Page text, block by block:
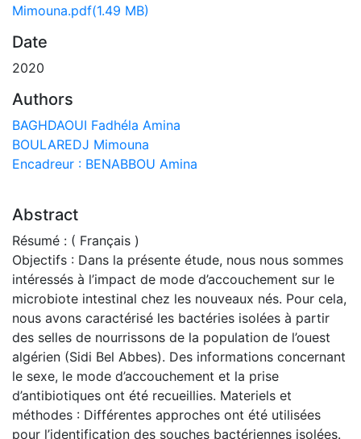
Mimouna.pdf(1.49 MB)
Date
2020
Authors
BAGHDAOUI Fadhéla Amina
BOULAREDJ Mimouna
Encadreur : BENABBOU Amina
Abstract
Résumé : ( Français )
Objectifs : Dans la présente étude, nous nous sommes
intéressés à l’impact de mode d’accouchement sur le
microbiote intestinal chez les nouveaux nés. Pour cela,
nous avons caractérisé les bactéries isolées à partir
des selles de nourrissons de la population de l’ouest
algérien (Sidi Bel Abbes). Des informations concernant
le sexe, le mode d’accouchement et la prise
d’antibiotiques ont été recueillies. Materiels et
méthodes : Différentes approches ont été utilisées
pour l’identification des souches bactériennes isolées.